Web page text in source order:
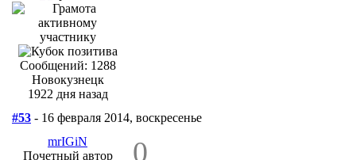
Сообщений: 1288
Новокузнецк
1922 дня назад
#53 - 16 февраля 2014, воскресенье
mrIGiN
Почетный автор
0